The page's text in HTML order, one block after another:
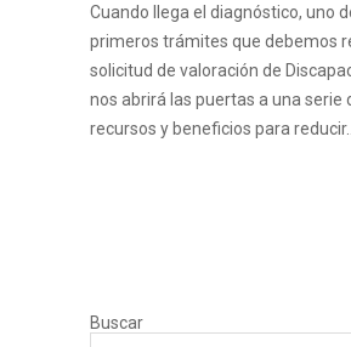
Cuando llega el diagnóstico, uno
primeros trámites que debemos
solicitud de valoración de
nos abrirá las puertas a una serie
recursos y beneficios para reducir…
Buscar